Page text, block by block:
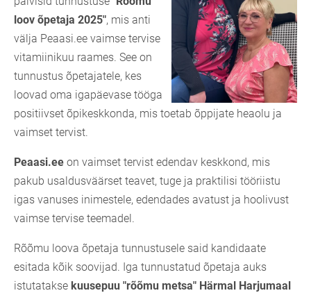
loov õpetaja 2025", mis anti
välja Peaasi.ee vaimse tervise
vitamiinikuu raames. See on
tunnustus õpetajatele, kes
loovad oma igapäevase tööga
positiivset õpikeskkonda, mis toetab õppijate heaolu ja
vaimset tervist.
Peaasi.ee on vaimset tervist edendav keskkond, mis
pakub usaldusväärset teavet, tuge ja praktilisi tööriistu
igas vanuses inimestele, edendades avatust ja hoolivust
vaimse tervise teemadel.
Rõõmu loova õpetaja tunnustusele said kandidaate
esitada kõik soovijad. Iga tunnustatud õpetaja auks
istutatakse kuusepuu "rõõmu metsa" Härmal Harjumaal